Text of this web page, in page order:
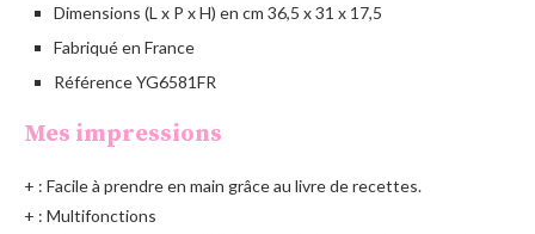
Dimensions (L x P x H) en cm 36,5 x 31 x 17,5
Fabriqué en France
Référence YG6581FR
Mes impressions
+ : Facile à prendre en main grâce au livre de recettes.
+ : Multifonctions